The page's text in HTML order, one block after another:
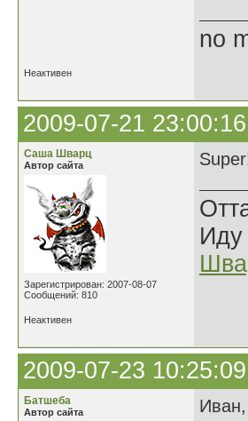
no
Неактивен
2009-07-21 23:00:16
Саша Шварц
Автор сайта
Зарегистрирован: 2007-08-07
Сообщений: 810
Иду
Неактивен
2009-07-23 10:25:09
Батшеба
Автор сайта